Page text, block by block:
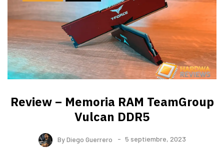
Review – Memoria RAM TeamGroup
Vulcan DDR5
ByDiego Guerrero 5 septiembre, 2023